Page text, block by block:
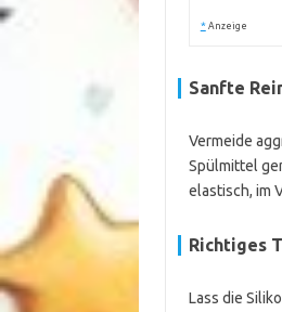
* Anzeige
Sanfte
Vermeide
Spülmittel
elastisch, im
Richtiges
Lass die